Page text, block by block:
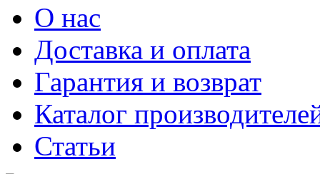
О нас
Доставка и оплата
Гарантия и возврат
Каталог
Статьи